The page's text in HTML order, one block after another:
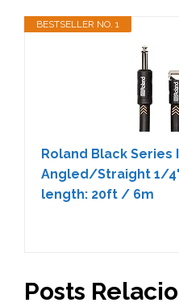
BESTSELLER NO. 1
Roland Black
Angled/Straight 1/4"
length: 20ft / 6m
Posts